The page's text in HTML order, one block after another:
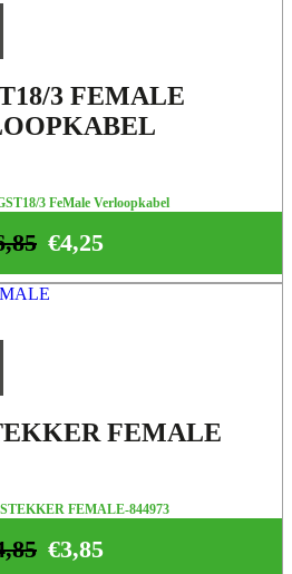
3 FEMALE
3 FeMale Verloopkabel
€4,25
FEMALE
STEKKER FEMALE-844973
€3,85